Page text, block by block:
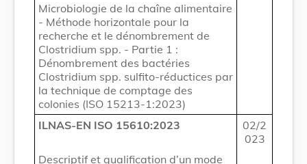
Microbiologie de la chaîne alimentaire
- Méthode horizontale pour la
recherche et le dénombrement de
Clostridium spp. - Partie 1 :
Dénombrement des bactéries
Clostridium spp. sulfito-réductices par
la technique de comptage des
colonies (ISO 15213-1:2023)
ILNAS-EN ISO 15610:2023
02/2
023
Descriptif et qualification d’un mode